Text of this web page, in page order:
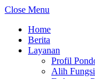
Close Menu
Home
Berita
Layanan
Profil
Alih